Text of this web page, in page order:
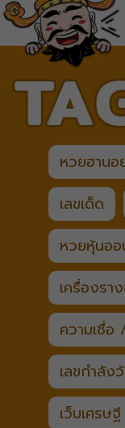
หวยฮานอ
เลขเด็ด
หวยหุ้นออ
เครื่องรา
ความเชื่อ
เลขกำลัง
เว็บเศรษฐี